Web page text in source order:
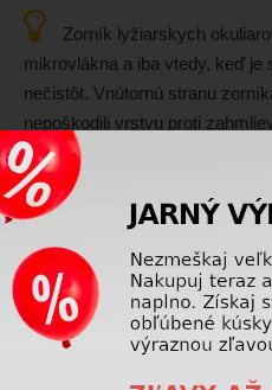
Zorník lyžiarskych
mikrovlákna a iba vtedy, keď je
nečistôt. Vnútornú stranu
nepoškodili vrstvu proti
Prečítajte si viac
Lyžiarske okuliare
Čo znamená kategória
okuliare?
Kategória filtra S0 až S4